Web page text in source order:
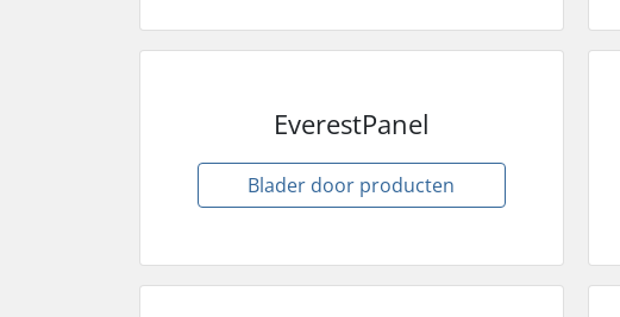
EverestPanel
Blader door producten